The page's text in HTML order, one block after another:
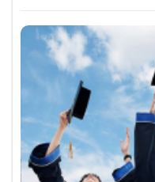
همسرم آن قدر تحت
رفتم و خرگوش را به